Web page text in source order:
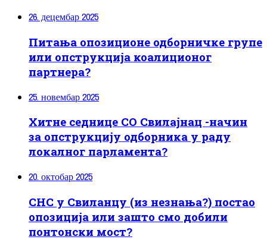
26. децембар 2025
Питања опозиционе одборничке групе
или опструкција коалиционог
партнера?
25. новембар 2025
Хитне седнице СО Свилајнац -начин
за опструкцију одборника у раду
локалног парламента?
20. октобар 2025
СНС у Свиланцу (из незнања?) постао
опозиција или зашто смо добили
понтонски мост?